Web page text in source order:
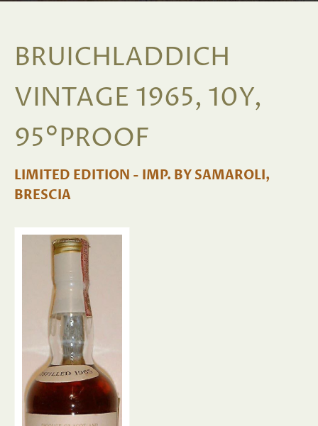
BRUICHLADDICH
VINTAGE 1965, 10Y,
95°PROOF
LIMITED EDITION - IMP. BY SAMAROLI,
BRESCIA